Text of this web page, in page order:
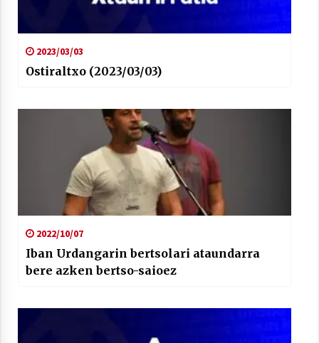
2023/03/03
Ostiraltxo (2023/03/03)
2022/10/07
Iban Urdangarin bertsolari ataundarra
bere azken bertso-saioez